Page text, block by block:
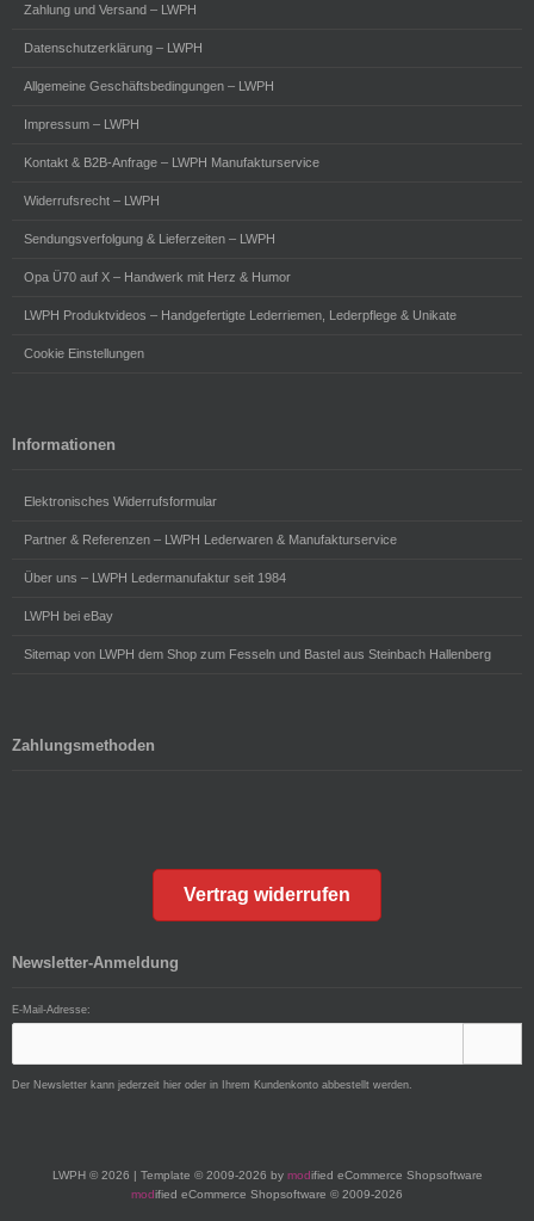
Zahlung und Versand – LWPH
Datenschutzerklärung – LWPH
Allgemeine Geschäftsbedingungen – LWPH
Impressum – LWPH
Kontakt & B2B-Anfrage – LWPH Manufakturservice
Widerrufsrecht – LWPH
Sendungsverfolgung & Lieferzeiten – LWPH
Opa Ü70 auf X – Handwerk mit Herz & Humor
LWPH Produktvideos – Handgefertigte Lederriemen, Lederpflege & Unikate
Cookie Einstellungen
Informationen
Elektronisches Widerrufsformular
Partner & Referenzen – LWPH Lederwaren & Manufakturservice
Über uns – LWPH Ledermanufaktur seit 1984
LWPH bei eBay
Sitemap von LWPH dem Shop zum Fesseln und Bastel aus Steinbach Hallenberg
Zahlungsmethoden
Vertrag widerrufen
Newsletter-Anmeldung
E-Mail-Adresse:
Der Newsletter kann jederzeit hier oder in Ihrem Kundenkonto abbestellt werden.
LWPH © 2026 | Template © 2009-2026 by modified eCommerce Shopsoftware
modified eCommerce Shopsoftware © 2009-2026